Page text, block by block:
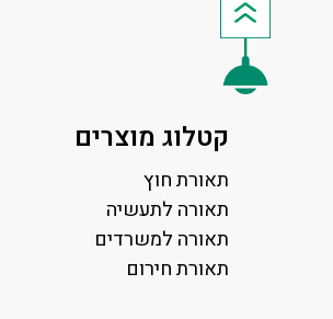
קטלוג מוצרים
תאורת חוץ
תאורה לתעשיה
תאורה למשרדים
תאורת חירום